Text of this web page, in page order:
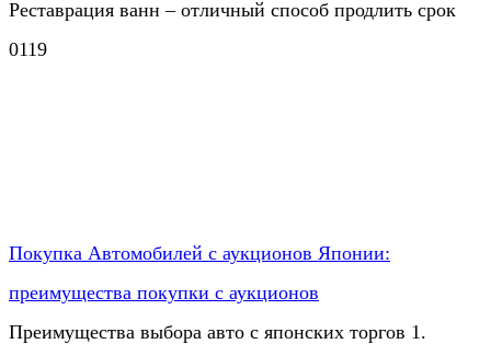
Реставрация ванн – отличный способ продлить срок
0119
Покупка Автомобилей с аукционов Японии:
преимущества покупки с аукционов
Преимущества выбора авто с японских торгов 1.